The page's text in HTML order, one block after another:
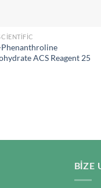
Phenanthroline
ACS Reagent 25
BIZE